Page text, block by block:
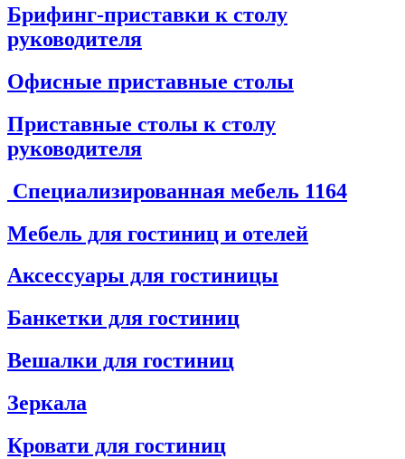
Брифинг-приставки к столу
руководителя
Офисные приставные столы
Приставные столы к столу
руководителя
Специализированная мебель 1164
Мебель для гостиниц и отелей
Аксессуары для гостиницы
Банкетки для гостиниц
Вешалки для гостиниц
Зеркала
Кровати для гостиниц